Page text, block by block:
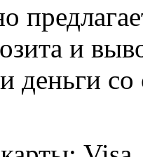
и
деньги со